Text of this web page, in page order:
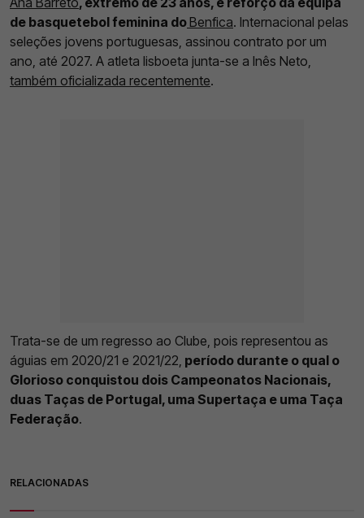
de basquetebol feminina doBenfica. Internacional pelas
seleções jovens portuguesas, assinou contrato por um
ano, até 2027. A atleta lisboeta junta-se a Inês Neto,
também oficializada recentemente.
Trata-se de um regresso ao Clube, pois representou as
águias em 2020/21 e 2021/22, período durante o qual o
Glorioso conquistou dois Campeonatos Nacionais,
duas Taças de Portugal, uma Supertaça e uma Taça
Federação.
RELACIONADAS